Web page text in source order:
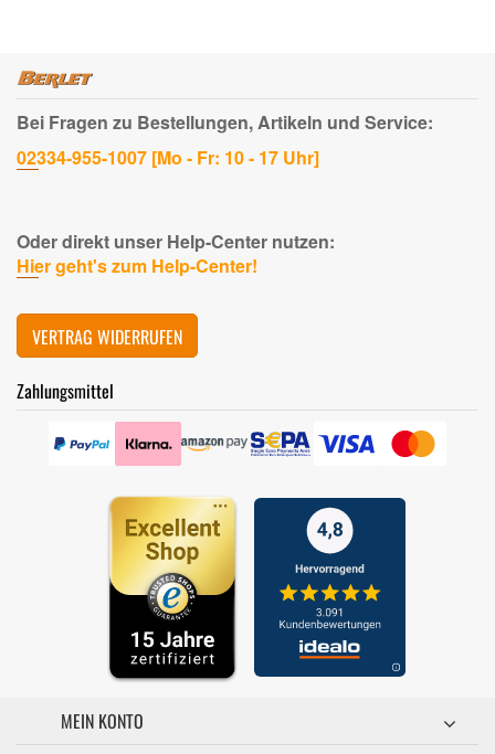
Bei Fragen zu Bestellungen, Artikeln und Service:
02334-955-1007 [Mo - Fr: 10 - 17 Uhr]
Oder direkt unser Help-Center nutzen:
Hier geht's zum Help-Center!
VERTRAG WIDERRUFEN
Zahlungsmittel
MEIN KONTO